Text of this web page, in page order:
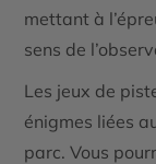
mettant à
sens de
Les jeux de
énigmes liées
parc. Vous